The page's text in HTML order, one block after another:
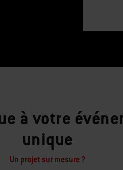
à votre
unique
Un projet sur mesure ?